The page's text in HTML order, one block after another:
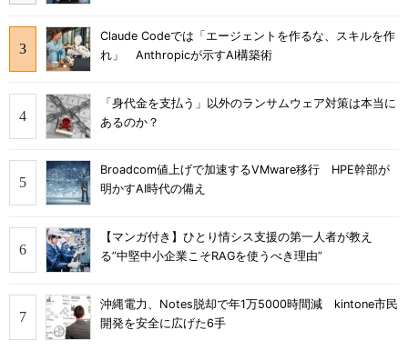
Claude Codeでは「エージェントを作るな、スキルを作
れ」 Anthropicが示すAI構築術
「身代金を支払う」以外のランサムウェア対策は本当に
あるのか？
Broadcom値上げで加速するVMware移行 HPE幹部が
明かすAI時代の備え
【マンガ付き】ひとり情シス支援の第一人者が教え
る”中堅中小企業こそRAGを使うべき理由”
沖縄電力、Notes脱却で年1万5000時間減 kintone市民
開発を安全に広げた6手